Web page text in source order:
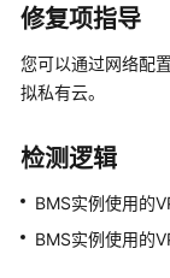
合
概
资
源
合
规
修复项指导
您可以通过网络配
拟私有云。
检测逻辑
BMS实例使用的
BMS实例使用的